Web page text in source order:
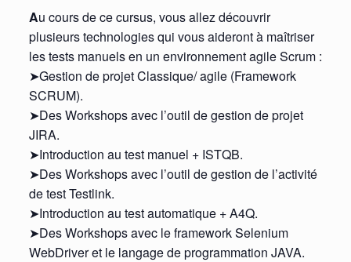
Au cours de ce cursus, vous allez découvrir
plusieurs technologies qui vous aideront à maîtriser
les tests manuels en un environnement agile Scrum :
➤Gestion de projet Classique/ agile (Framework
SCRUM).
➤Des Workshops avec l’outil de gestion de projet
JIRA.
➤Introduction au test manuel + ISTQB.
➤Des Workshops avec l’outil de gestion de l’activité
de test Testlink.
➤Introduction au test automatique + A4Q.
➤Des Workshops avec le framework Selenium
WebDriver et le langage de programmation JAVA.